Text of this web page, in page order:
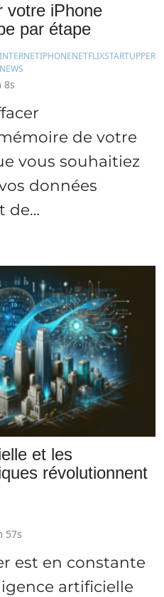
votre iPhone
par étape
INTERNET
NEWS
IPHONENETFLIXSTARTUPPER
8s
de votre
vous souhaitiez
données
de…
et les
révolutionnent
57s
est en constante
artificielle